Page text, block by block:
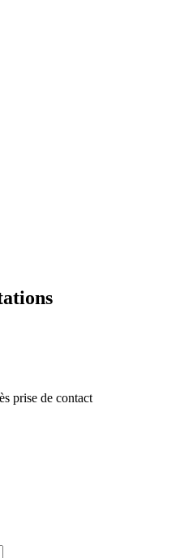
prise de contact